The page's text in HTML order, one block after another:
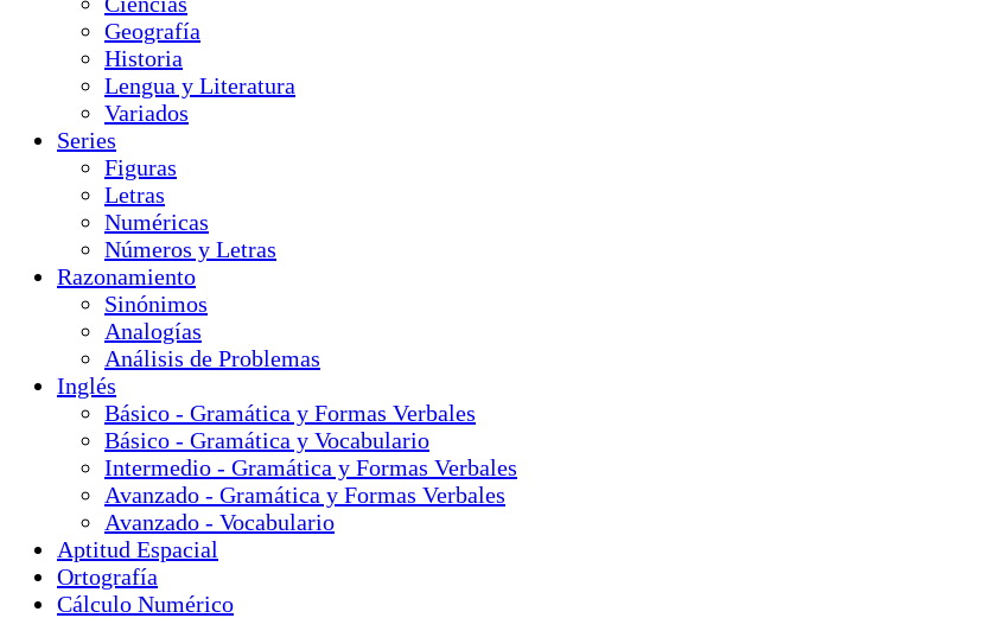
Geografía
Historia
Lengua y Literatura
Variados
Series
Figuras
Letras
Numéricas
Números y Letras
Razonamiento
Sinónimos
Analogías
Análisis de Problemas
Inglés
Básico - Gramática y Formas Verbales
Básico - Gramática y Vocabulario
Intermedio - Gramática y Formas Verbales
Avanzado - Gramática y Formas Verbales
Avanzado - Vocabulario
Aptitud Espacial
Ortografía
Cálculo Numérico